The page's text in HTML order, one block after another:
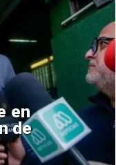
en
de